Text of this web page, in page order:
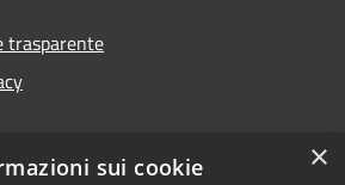
trasparente
×
sui cookie